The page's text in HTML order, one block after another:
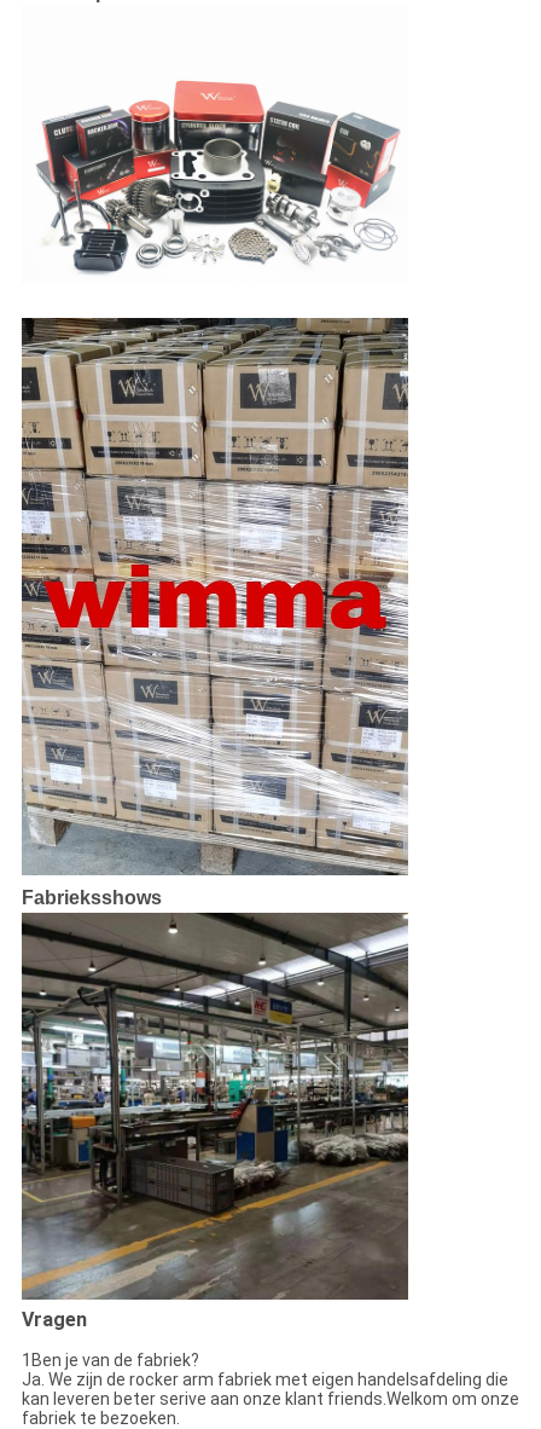
Fabrieksshows
Vragen
1Ben je van de fabriek?
Ja. We zijn de rocker arm fabriek met eigen handelsafdeling die
kan leveren beter serive aan onze klant friends.Welkom om onze
fabriek te bezoeken.